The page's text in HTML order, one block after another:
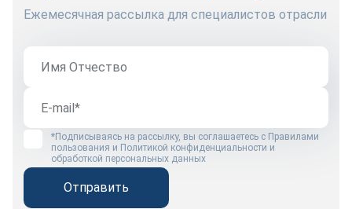
Ежемесячная рассылка для специалистов отрасли
*Подписываясь на рассылку, вы соглашаетесь с Правилами
пользования и Политикой конфиденциальности и
обработкой персональных данных
Отправить